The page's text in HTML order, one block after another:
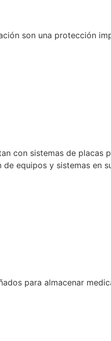
son una protección
con sistemas de placas
equipos y sistemas en
para almacenar